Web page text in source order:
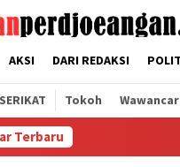
AKSI DARI REDAKSI
Tokoh
Terbaru Rakor SPLP